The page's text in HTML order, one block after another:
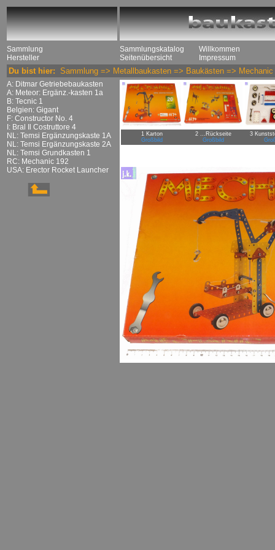
Sammlung
Hersteller
Sammlungskatalog
Seitenübersicht
Willkommen
Impressum
Du bist hier: Sammlung => Metallbaukasten => Baukästen => Mechanic
A: Ditmar Getriebebaukasten
A: Meteor: Ergänz.-kasten 1a
B: Tecnic 1
Belgien: Gigant
F: Constructor No. 4
I: Bral Il Costruttore 4
NL: Temsi Ergänzungskaste 1A
NL: Temsi Ergänzungskaste 2A
NL: Temsi Grundkasten 1
RC: Mechanic 192
USA: Erector Rocket Launcher
1 Karton
Großbild
2 ...Rückseite
Großbild
3